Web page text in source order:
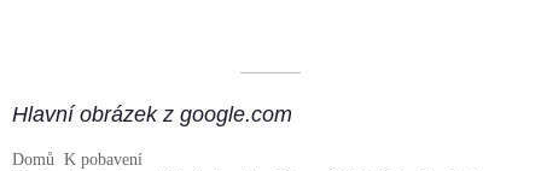
––––––––––
Hlavní obrázek z google.com
Domů K pobavení